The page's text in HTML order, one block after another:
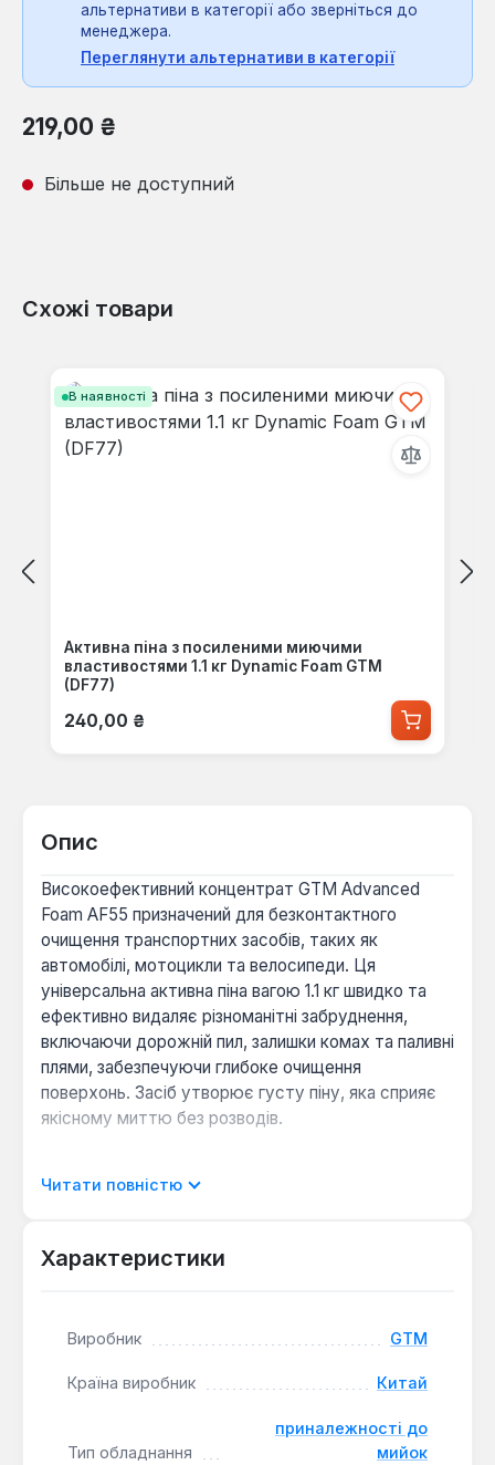
альтернативи в категорії або зверніться до
менеджера.
Переглянути альтернативи в категорії
Звичайна ціна:
219,00 ₴
Більше не доступний
Схожі товари
В наявності
Активна піна з посиленими миючими
властивостями 1.1 кг Dynamic Foam GTM
(DF77)
Звичайна ціна:
240,00 ₴
Опис
Високоефективний концентрат GTM Advanced
Foam AF55 призначений для безконтактного
очищення транспортних засобів, таких як
автомобілі, мотоцикли та велосипеди. Ця
універсальна активна піна вагою 1.1 кг швидко та
ефективно видаляє різноманітні забруднення,
включаючи дорожній пил, залишки комах та паливні
плями, забезпечуючи глибоке очищення
поверхонь. Засіб утворює густу піну, яка сприяє
якісному миттю без розводів.
Формула піни є безпечною для всіх типів зовнішніх
металеві деталі. Для оптимального використання
генераторів піни низького тиску. Після нанесення
забруднень, а потім змивають водою під високим
Читати повністю
Характеристики
Виробник GTM
Країна виробник Китай
Тип обладнання
приналежності до
мийок